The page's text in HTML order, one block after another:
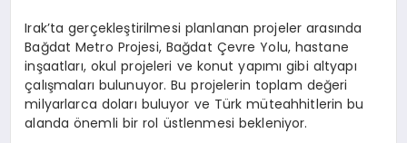
Irak’ta gerçekleştirilmesi planlanan projeler arasında
Bağdat Metro Projesi, Bağdat Çevre Yolu, hastane
inşaatları, okul projeleri ve konut yapımı gibi altyapı
çalışmaları bulunuyor. Bu projelerin toplam değeri
milyarlarca doları buluyor ve Türk müteahhitlerin bu
alanda önemli bir rol üstlenmesi bekleniyor.